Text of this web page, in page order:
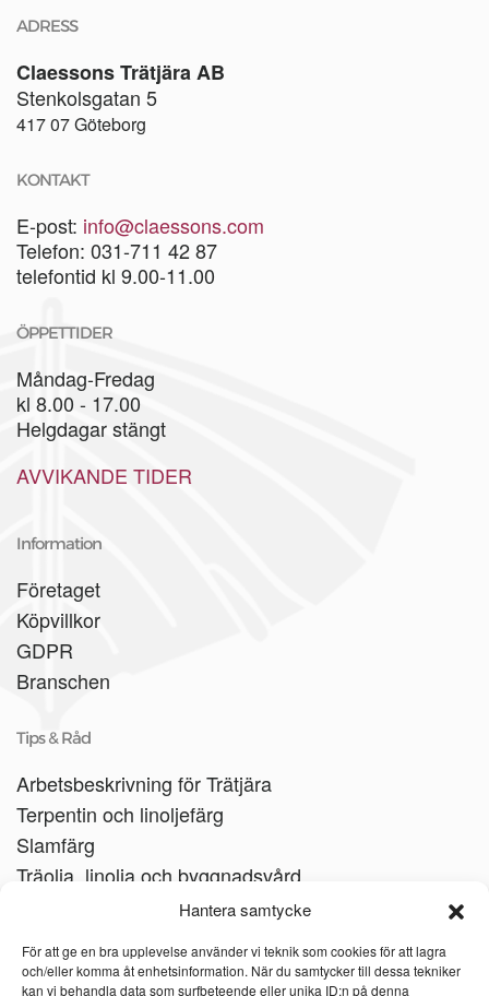
Hantera samtycke
För att ge en bra upplevelse använder vi teknik som cookies för att lagra
och/eller komma åt enhetsinformation. När du samtycker till dessa tekniker
kan vi behandla data som surfbeteende eller unika ID:n på denna
ADRESS
Claessons Trätjära AB
Stenkolsgatan 5
417 07 Göteborg
KONTAKT
E-post: info@claessons.com
Telefon: 031-711 42 87
telefontid kl 9.00-11.00
ÖPPETTIDER
Måndag-Fredag
kl 8.00 - 17.00
Helgdagar stängt
AVVIKANDE TIDER
Information
Företaget
Köpvillkor
GDPR
Branschen
Tips & Råd
Arbetsbeskrivning för Trätjära
Terpentin och linoljefärg
Slamfärg
Träolja, linolja och byggnadsvård